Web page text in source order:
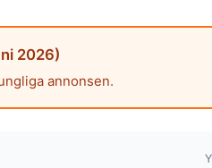
2026)
annonsen.